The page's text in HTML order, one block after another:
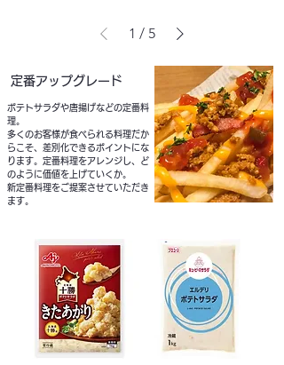
1 / 5
定番アップグレード
ポテトサラダや唐揚げなどの定番料
理。
多くのお客様が食べられる料理だか
らこそ、差別化できるポイントにな
ります。定番料理をアレンジし、ど
のように価値を上げていくか。
新定番料理をご提案させていただき
ます。